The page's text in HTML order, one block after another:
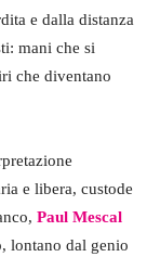
e dalla distanza
mani che si
che diventano
e libera, custode
Paul Mescal
lontano dal genio